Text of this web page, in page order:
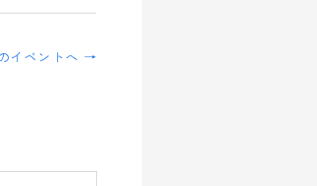
イベントへ →